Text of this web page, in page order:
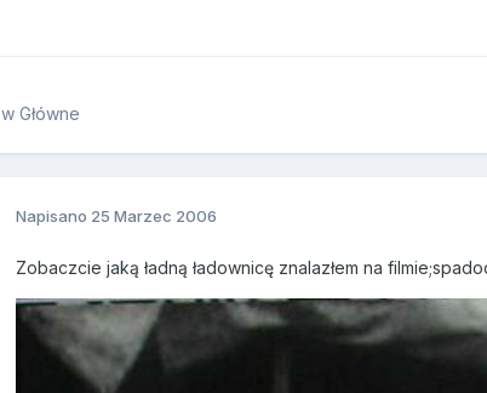
w Główne
Napisano 25 Marzec 2006
Zobaczcie jaką ładną ładownicę znalazłem na